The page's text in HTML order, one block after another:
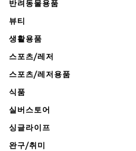
반려동물용품
뷰티
생활용품
스포츠/레저
스포츠/레저용품
식품
실버스토어
싱글라이프
완구/취미